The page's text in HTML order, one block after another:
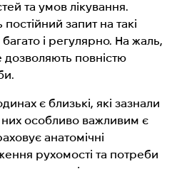
та умов лікування.
запит на такі
і регулярно. На жаль,
дозволяють повністю
є близькі, які зазнали
них особливо важливим є
анатомічні
рухомості та потреби